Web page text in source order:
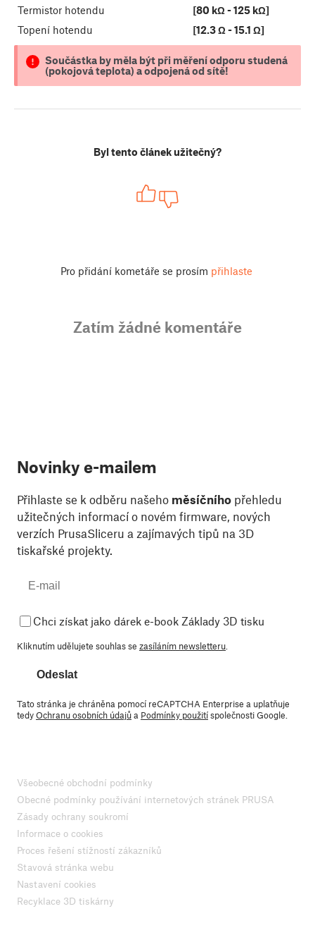
Termistor hotendu
[80 kΩ - 125 kΩ]
Topení hotendu
[12.3 Ω - 15.1 Ω]
Součástka by měla být při měření odporu studená
(pokojová teplota) a odpojená od sítě!
Byl tento článek užitečný?
Pro přidání kometáře se prosím přihlaste
Zatím žádné komentáře
Novinky e-mailem
Přihlaste se k odběru našeho měsíčního přehledu
užitečných informací o novém firmware, nových
verzích PrusaSliceru a zajímavých tipů na 3D
tiskařské projekty.
Chci získat jako dárek e-book Základy 3D tisku
Kliknutím udělujete souhlas se zasíláním newsletteru
Odeslat
Tato stránka je chráněna pomocí reCAPTCHA Enterprise a uplatňuje
tedyOchranu osobních údajůa Podmínky použitíspolečnosti Google.
Všeobecné obchodní podmínky
Obecné podmínky používání internetových stránek PRUSA
Zásady ochrany soukromí
Informace o cookies
Proces řešení stížností zákazníků
Stavová stránka webu
Nastavení cookies
Recyklace 3D tiskárny